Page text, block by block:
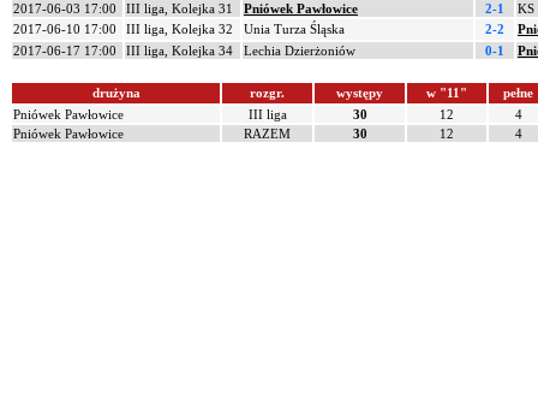
2017-06-03 17:00
III liga, Kolejka 31 Pniówek Pawłowice 2-1
KS
2017-06-10 17:00
III liga, Kolejka 32 Unia Turza Śląska 2-2
2017-06-17 17:00
III liga, Kolejka 34 Lechia Dzierżoniów 0-1
drużyna rozgr. występy w "11"
pełne
Pniówek Pawłowice
III liga 30 12
4
Pniówek Pawłowice
RAZEM 30 12 4